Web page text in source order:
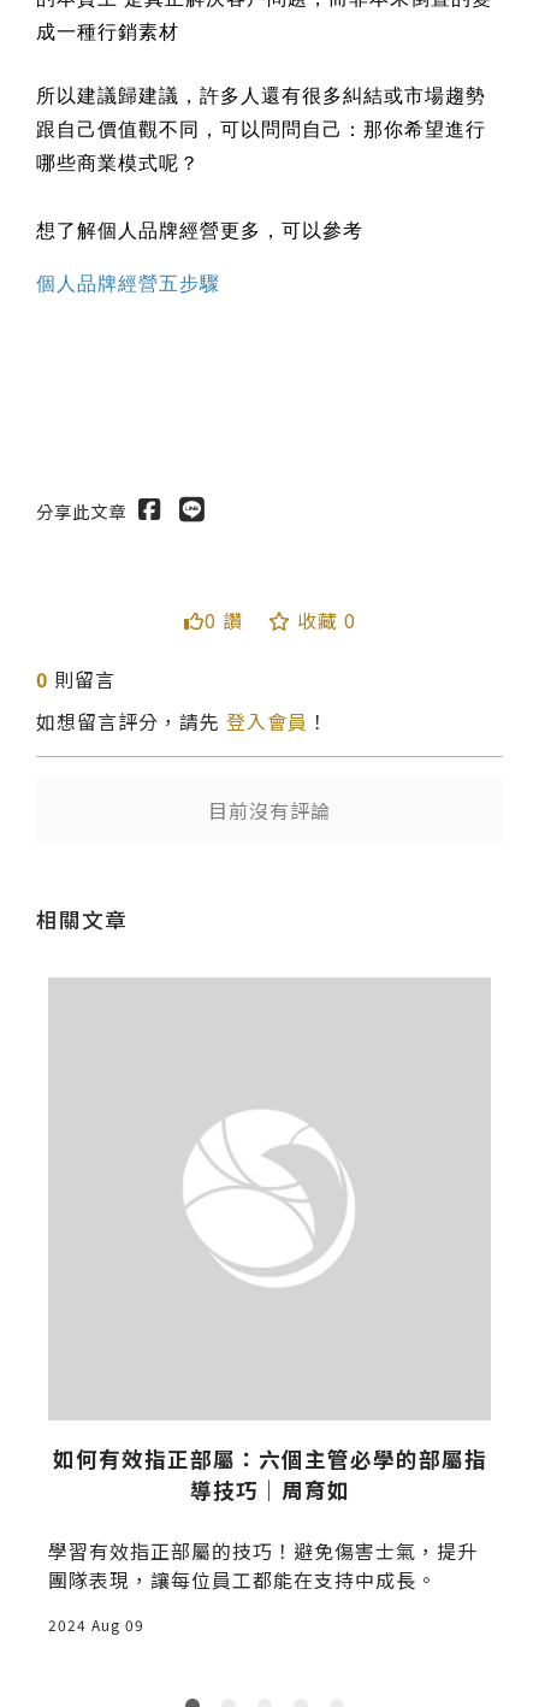
成一種行銷素材
所以建議歸建議，許多人還有很多糾結或市場趨勢
跟自己價值觀不同，可以問問自己：那你希望進行
哪些商業模式呢？
想了解個人品牌經營更多，可以參考
個人品牌經營五步驟
分享此文章
0 讚 收藏 0
0 則留言
如想留言評分，請先 登入會員 ！
目前沒有評論
相關文章
如何有效指正部屬：六個主管必學的部屬指
導技巧｜周育如
學習有效指正部屬的技巧！避免傷害士氣，提升
團隊表現，讓每位員工都能在支持中成長。
2024 Aug 09